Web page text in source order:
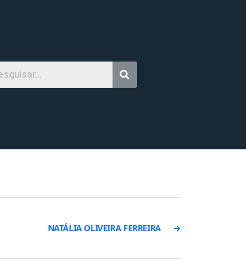
→
NATÁLIA OLIVEIRA FERREIRA